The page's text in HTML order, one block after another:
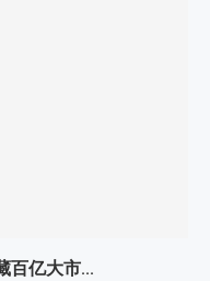
百亿大市...